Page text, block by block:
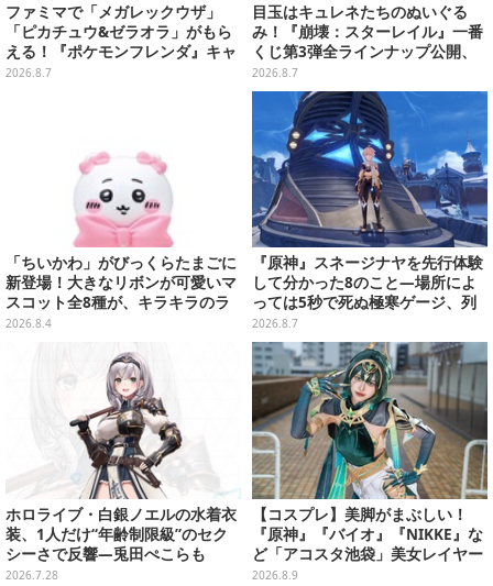
ファミマで「メガレックウザ」
「ピカチュウ&ゼラオラ」がもら
える！『ポケモンフレンダ』キャ
ンペーンが8月11日開始
2026.8.7
目玉はキュレネたちのぬいぐる
み！『崩壊：スターレイル』一番
くじ第3弾全ラインナップ公開、
美麗ビジュアルのアクリルボード
など用意
2026.8.7
「ちいかわ」がびっくらたまごに
新登場！大きなリボンが可愛いマ
スコット全8種が、キラキラのラ
メ入り入浴剤から飛び出す
2026.8.4
『原神』スネージナヤを先行体験
して分かった8のこと―場所によ
っては5秒で死ぬ極寒ゲージ、列
車は“ダイナミック途中下車”可能
など自由度高め
2026.8.7
ホロライブ・白銀ノエルの水着衣
装、1人だけ“年齢制限級”のセク
シーさで反響―兎田ぺこらも
「こ、こんなことが許されていい
2026.7.28
【コスプレ】美脚がまぶしい！
『原神』『バイオ』『NIKKE』な
ど「アコスタ池袋」美女レイヤー
まとめ
2026.8.9